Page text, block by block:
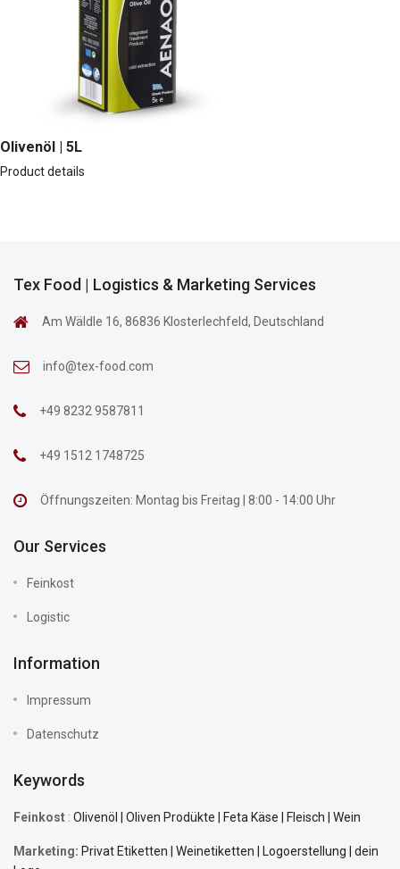
Olivenöl | 5L
Product details
Tex Food | Logistics & Marketing Services
Am Wäldle 16, 86836 Klosterlechfeld, Deutschland
info@tex-food.com
+49 8232 9587811
+49 1512 1748725
Öffnungszeiten: Montag bis Freitag | 8:00 - 14:00 Uhr
Our Services
Feinkost
Logistic
Information
Impressum
Datenschutz
Keywords
Feinkost : Olivenöl | Oliven Prodükte | Feta Käse | Fleisch | Wein
Marketing: Privat Etiketten | Weinetiketten | Logoerstellung | dein